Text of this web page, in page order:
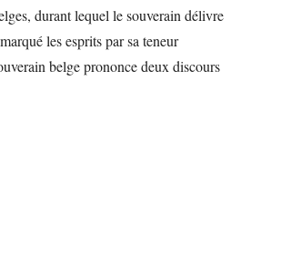
durant lequel le souverain délivre
les esprits par sa teneur
belge prononce deux discours